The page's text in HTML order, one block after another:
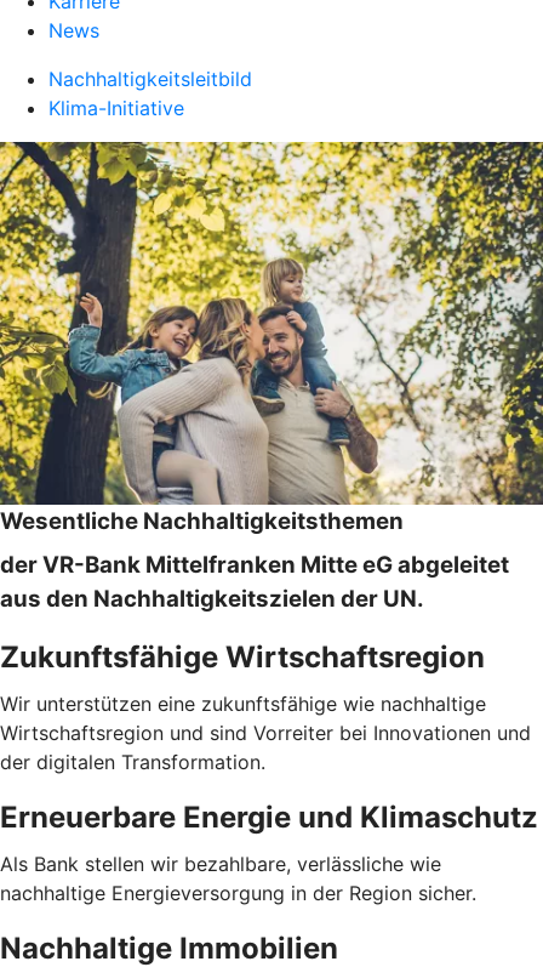
News
Nachhaltigkeitsleitbild
Klima-Initiative
Wesentliche Nachhaltigkeitsthemen
der VR-Bank Mittelfranken Mitte eG abgeleitet
aus den Nachhaltigkeitszielen der UN.
Zukunftsfähige Wirtschaftsregion
Wir unterstützen eine zukunftsfähige wie nachhaltige
Wirtschaftsregion und sind Vorreiter bei Innovationen und
der digitalen Transformation.
Erneuerbare Energie und Klimaschutz
Als Bank stellen wir bezahlbare, verlässliche wie
nachhaltige Energieversorgung in der Region sicher.
Nachhaltige Immobilien